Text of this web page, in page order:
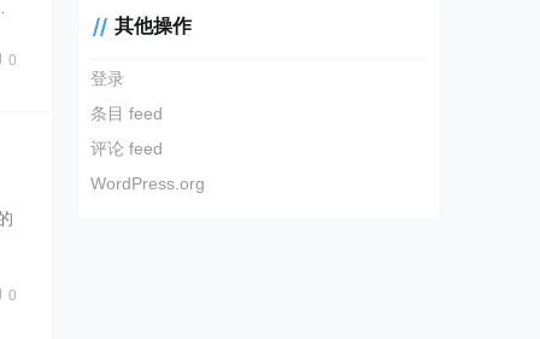
0
0
其他操作
登录
条目 feed
评论 feed
WordPress.org